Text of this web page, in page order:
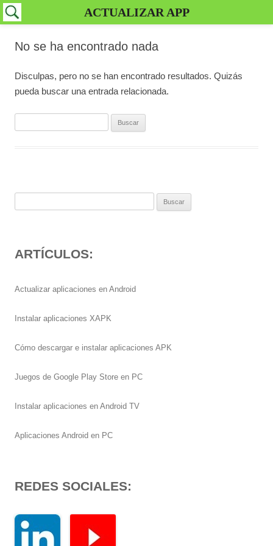
No se ha encontrado nada
Disculpas, pero no se han encontrado resultados. Quizás
pueda buscar una entrada relacionada.
ARTÍCULOS:
Actualizar aplicaciones en Android
Instalar aplicaciones XAPK
Cómo descargar e instalar aplicaciones APK
Juegos de Google Play Store en PC
Instalar aplicaciones en Android TV
Aplicaciones Android en PC
REDES SOCIALES:
ACTUALIZAR APP